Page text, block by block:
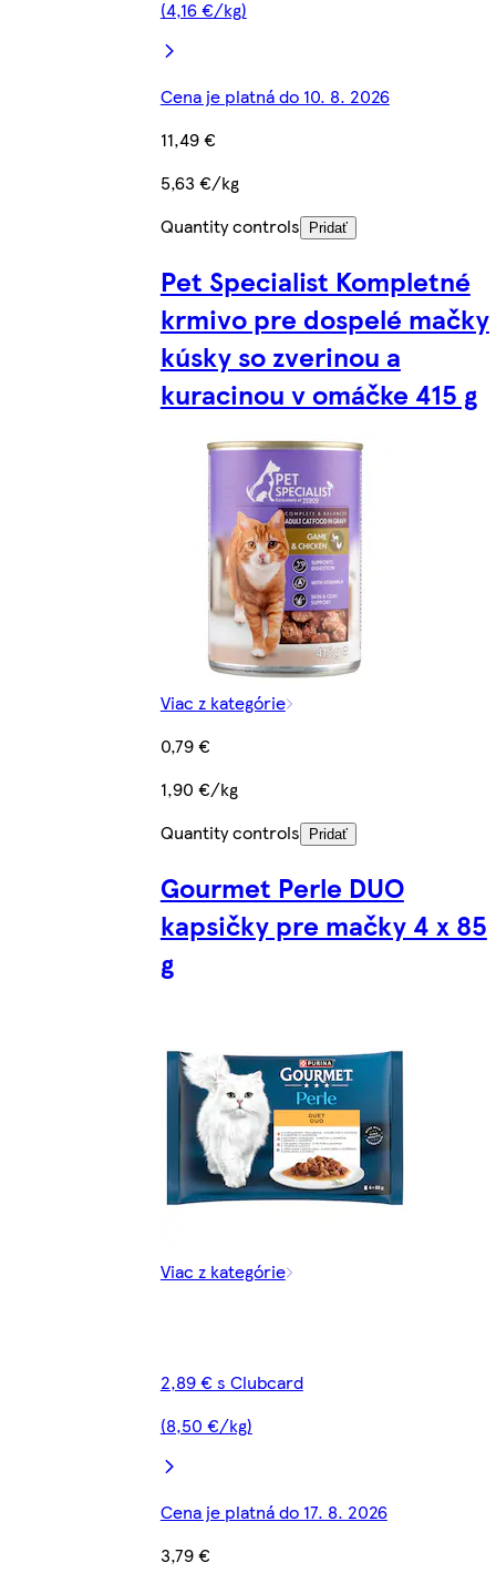
(4,16 €/kg)
Cena je platná do 10. 8. 2026
11,49 €
5,63 €/kg
Quantity controls
Pridať
Pet Specialist Kompletné
krmivo pre dospelé mačky
kúsky so zverinou a
kuracinou v omáčke 415 g
Viac z kategórie
0,79 €
1,90 €/kg
Quantity controls
Pridať
Gourmet Perle DUO
kapsičky pre mačky 4 x 85
g
Viac z kategórie
2,89 € s Clubcard
(8,50 €/kg)
Cena je platná do 17. 8. 2026
3,79 €